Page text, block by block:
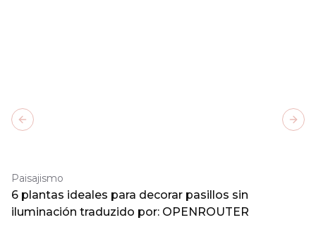
Paisajismo
6 plantas ideales para decorar pasillos sin
iluminación traduzido por: OPENROUTER
Previous slide